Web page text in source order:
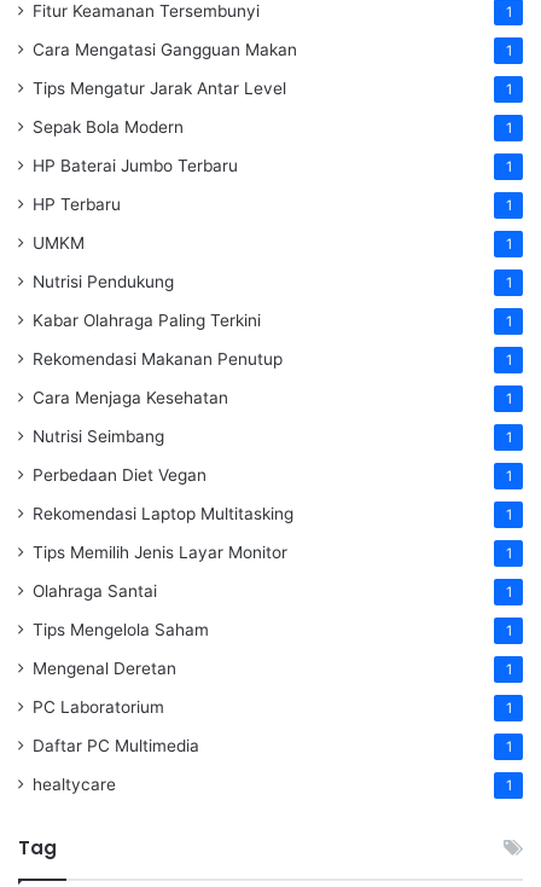
Fitur Keamanan Tersembunyi 1
Cara Mengatasi Gangguan Makan 1
Tips Mengatur Jarak Antar Level 1
Sepak Bola Modern 1
HP Baterai Jumbo Terbaru 1
HP Terbaru 1
UMKM 1
Nutrisi Pendukung 1
Kabar Olahraga Paling Terkini 1
Rekomendasi Makanan Penutup 1
Cara Menjaga Kesehatan 1
Nutrisi Seimbang 1
Perbedaan Diet Vegan 1
Rekomendasi Laptop Multitasking 1
Tips Memilih Jenis Layar Monitor 1
Olahraga Santai 1
Tips Mengelola Saham 1
Mengenal Deretan 1
PC Laboratorium 1
Daftar PC Multimedia 1
healtycare 1
Tag